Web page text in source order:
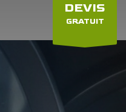
DEVIS
GRATUIT